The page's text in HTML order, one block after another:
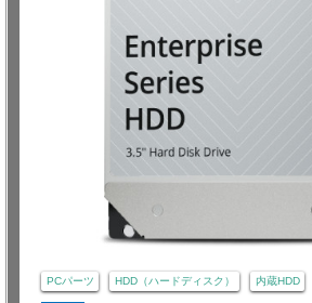
PCパーツ HDD（ハードディスク） 内蔵HDD